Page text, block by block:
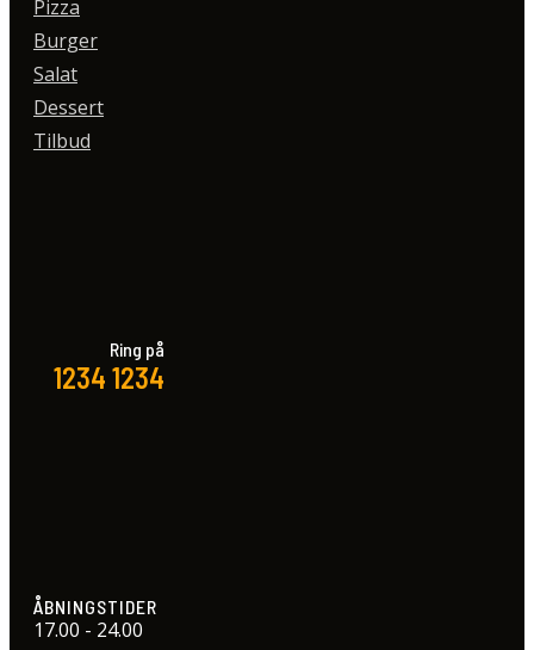
Pizza
Burger
Salat
Dessert
Tilbud
Ring på
1234 1234
ÅBNINGSTIDER
17.00 - 24.00